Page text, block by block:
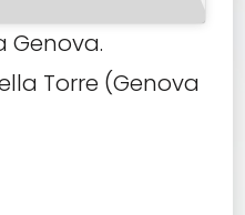
Genova.
Torre (Genova